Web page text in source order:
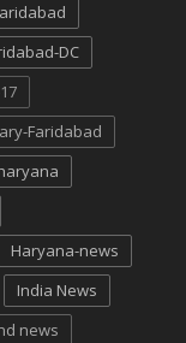
DC
Faridabad
Haryana-news
India News
news